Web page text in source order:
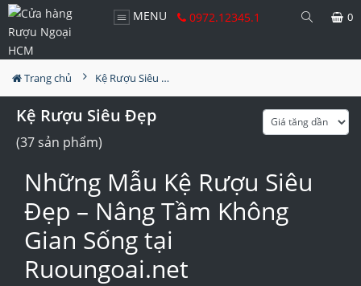
MENU 0972.12345.1 0
Trang chủ Kệ Rượu Siêu Đẹp
Kệ Rượu Siêu Đẹp
(37 sản phẩm)
Những Mẫu Kệ Rượu Siêu
Đẹp – Nâng Tầm Không
Gian Sống tại
Ruoungoai.net